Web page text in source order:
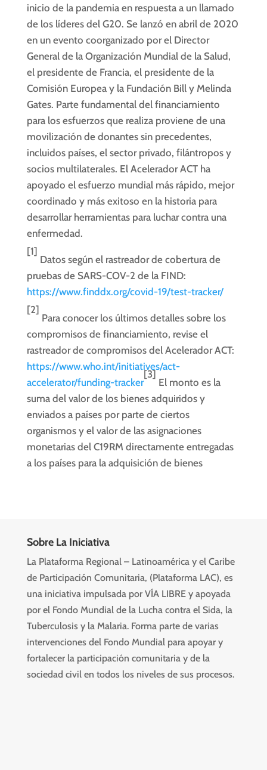
inicio de la pandemia en respuesta a un llamado
de los líderes del G20. Se lanzó en abril de 2020
en un evento coorganizado por el Director
General de la Organización Mundial de la Salud,
el presidente de Francia, el presidente de la
Comisión Europea y la Fundación Bill y Melinda
Gates. Parte fundamental del financiamiento
para los esfuerzos que realiza proviene de una
movilización de donantes sin precedentes,
incluidos países, el sector privado, filántropos y
socios multilaterales. El Acelerador ACT ha
apoyado el esfuerzo mundial más rápido, mejor
coordinado y más exitoso en la historia para
desarrollar herramientas para luchar contra una
enfermedad.
[1]
Datos según el rastreador de cobertura de
pruebas de SARS-COV-2 de la FIND:
https://www.finddx.org/covid-19/test-tracker/
[2]
Para conocer los últimos detalles sobre los
compromisos de financiamiento, revise el
rastreador de compromisos del Acelerador ACT:
https://www.who.int/initiatives/act-
accelerator/funding-tracker
[3]
El monto es la
suma del valor de los bienes adquiridos y
enviados a países por parte de ciertos
organismos y el valor de las asignaciones
monetarias del C19RM directamente entregadas
a los países para la adquisición de bienes
Sobre La Iniciativa
La Plataforma Regional – Latinoamérica y el Caribe
de Participación Comunitaria, (Plataforma LAC), es
una iniciativa impulsada por VÍA LIBRE y apoyada
por el Fondo Mundial de la Lucha contra el Sida, la
Tuberculosis y la Malaria. Forma parte de varias
intervenciones del Fondo Mundial para apoyar y
fortalecer la participación comunitaria y de la
sociedad civil en todos los niveles de sus procesos.